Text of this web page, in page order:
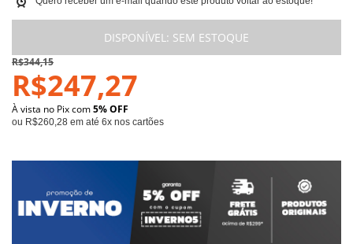
DISPONÍVEL: SEM ESTOQUE
R$344,15
R$247,27
À vista no Pix com5% OFF
ou R$260,28 em até 6x nos cartões